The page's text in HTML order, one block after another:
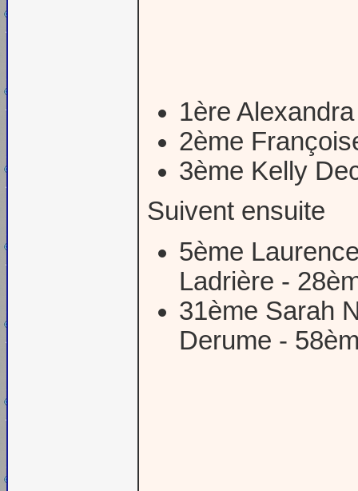
1ère
2ème
3ème Kelly
Suivent ensuite
5ème
Ladrière -
31ème Sarah
Derume -